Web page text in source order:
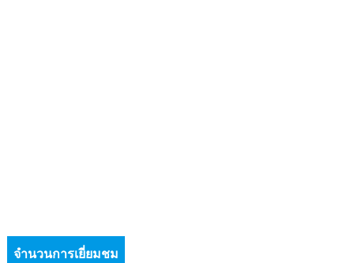
จำนวนการเยี่ยมชม